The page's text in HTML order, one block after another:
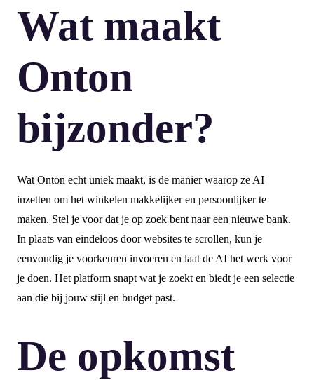
Wat maakt
Onton
bijzonder?
Wat Onton echt uniek maakt, is de manier waarop ze AI
inzetten om het winkelen makkelijker en persoonlijker te
maken. Stel je voor dat je op zoek bent naar een nieuwe bank.
In plaats van eindeloos door websites te scrollen, kun je
eenvoudig je voorkeuren invoeren en laat de AI het werk voor
je doen. Het platform snapt wat je zoekt en biedt je een selectie
aan die bij jouw stijl en budget past.
De opkomst